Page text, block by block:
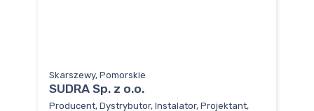
Skarszewy, Pomorskie
SUDRA Sp. z o.o.
Producent, Dystrybutor, Instalator, Projektant,